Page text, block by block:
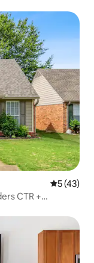
5 ud af 5 i
5 (43)
CTR +